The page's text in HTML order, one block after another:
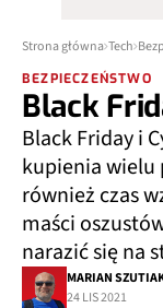
Strona główna Tech
BEZPIECZEŃSTWO
Black
Black Friday i
kupienia wielu
również czas
maści
narazić się na
MARIAN
24 LIS 2021